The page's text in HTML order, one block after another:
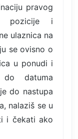
pravog
pozicije i
ulaznica na
se ovisno o
u ponudi i
datuma
do nastupa
nalaziš se u
i čekati ako